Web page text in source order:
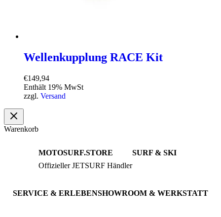
Wellenkupplung RACE Kit
€149,94
Enthält 19% MwSt
zzgl. Versand
Warenkorb
MOTOSURF.STORE
Offizieller JETSURF Händler
SURF & SKI
JETSURF Boards
SERVICE & ERLEBENSHOWROOM & WERKSTATT